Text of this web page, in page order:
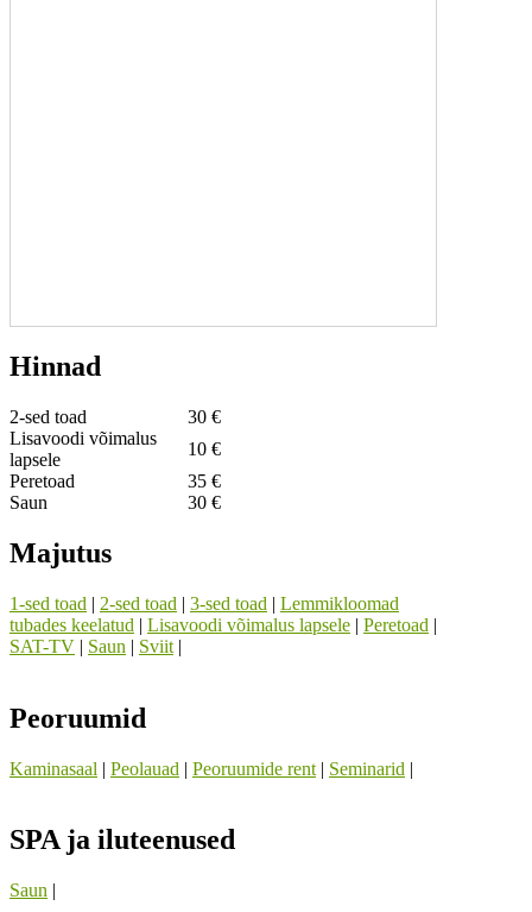
Hinnad
2-sed toad
30 €
Lisavoodi võimalus
lapsele
10 €
Peretoad
35 €
Saun
30 €
Majutus
1-sed toad | 2-sed toad | 3-sed toad | Lemmikloomad
tubades keelatud | Lisavoodi võimalus lapsele | Peretoad |
SAT-TV | Saun | Sviit |
Peoruumid
Kaminasaal | Peolauad | Peoruumide rent | Seminarid |
SPA ja iluteenused
Saun |